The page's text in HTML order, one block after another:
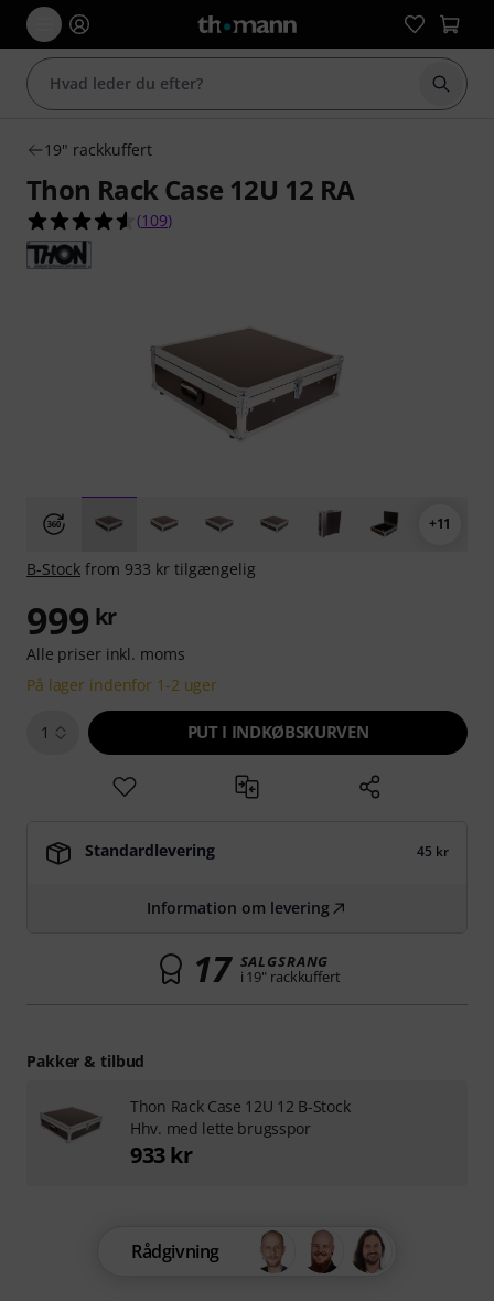
Start
19" rackkuffert
Thon Rack Case 12U 12 RA
4.6 ud af 5 stjerner fra 109 kundebedømmelser
(109)
+11
B-Stock from 933 kr tilgængelig
999 kr
Alle priser inkl. moms
På lager indenfor 1-2 uger
1 PUT I INDKØBSKURVEN
Standardlevering 45 kr
Information om levering
17 SALGSRANG
i 19" rackkuffert
Rådgivning
Pakker & tilbud
Thon Rack Case 12U 12 B-Stock
Hhv. med lette brugsspor
933 kr